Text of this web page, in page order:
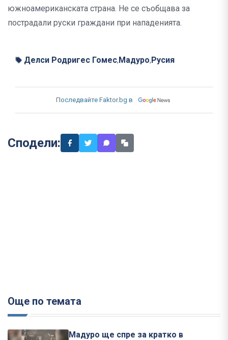
южноамериканската страна. Не се съобщава за
пострадали руски граждани при нападенията.
Делси Родригес Гомес, Мадуро, Русия
Последвайте Faktor.bg в
Сподели:
Още по темата
Мадуро ще спре за кратко в